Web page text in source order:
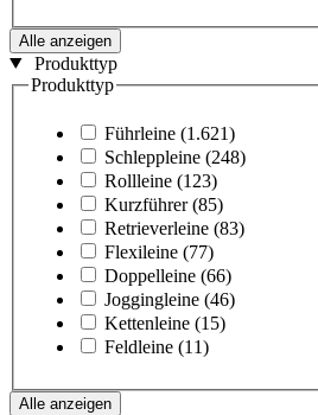
Alle anzeigen
Produkttyp
Produkttyp
Führleine (1.621)
Schleppleine (248)
Rollleine (123)
Kurzführer (85)
Retrieverleine (83)
Flexileine (77)
Doppelleine (66)
Joggingleine (46)
Kettenleine (15)
Feldleine (11)
Alle anzeigen